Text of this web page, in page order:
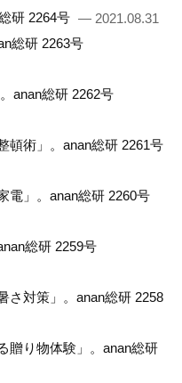
研 2264号 — 2021.08.31
総研 2263号
anan総研 2262号
頓術」。anan総研 2261号
電」。anan総研 2260号
総研 2259号
さ対策」。anan総研 2258
贈り物体験」。anan総研